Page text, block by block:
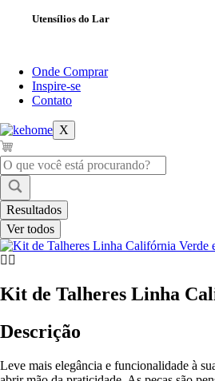
Utensílios do Lar
Onde Comprar
Inspire-se
Contato
X
Pesquisar
...
Resultados
Ver todos
Kit de Talheres Linha
Descrição
Leve mais elegância e funcionalidade à